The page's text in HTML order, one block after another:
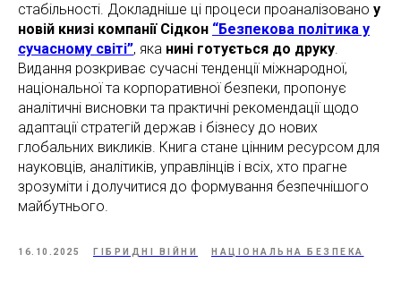
стабільності. Докладніше ці процеси проаналізовано у
новій книзі компанії Сідкон “Безпекова політика у
сучасному світі”, яка нині готується до друку.
Видання розкриває сучасні тенденції міжнародної,
національної та корпоративної безпеки, пропонує
аналітичні висновки та практичні рекомендації щодо
адаптації стратегій держав і бізнесу до нових
глобальних викликів. Книга стане цінним ресурсом для
науковців, аналітиків, управлінців і всіх, хто прагне
зрозуміти і долучитися до формування безпечнішого
майбутнього.
16.10.2025 ГІБРИДНІ ВІЙНИ НАЦІОНАЛЬНА БЕЗПЕКА